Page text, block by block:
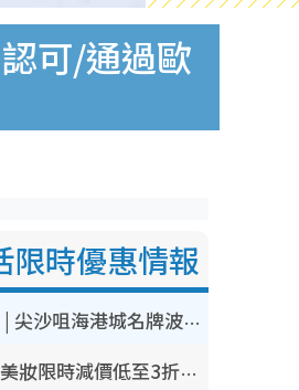
可/通過歐
限時優惠情報
開倉優惠 | 尖沙咀海港城名牌波鞋開倉低至1折！On鞋$899起／Joy&Peace鞋履$98起
CHANEL美妝限時減價低至3折！人氣粉底/唇膏/精華液低至$275！COCO香水都有平